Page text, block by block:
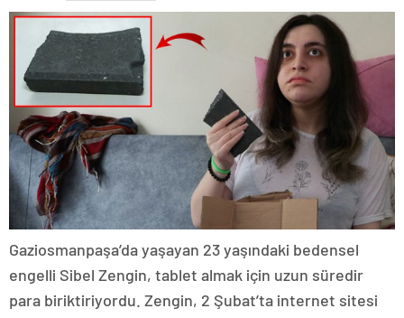
Gaziosmanpaşa’da yaşayan 23 yaşındaki bedensel
engelli Sibel Zengin, tablet almak için uzun süredir
para biriktiriyordu. Zengin, 2 Şubat’ta internet sitesi